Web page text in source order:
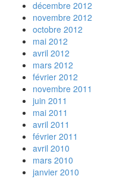
décembre 2012
novembre 2012
octobre 2012
mai 2012
avril 2012
mars 2012
février 2012
novembre 2011
juin 2011
mai 2011
avril 2011
février 2011
avril 2010
mars 2010
janvier 2010